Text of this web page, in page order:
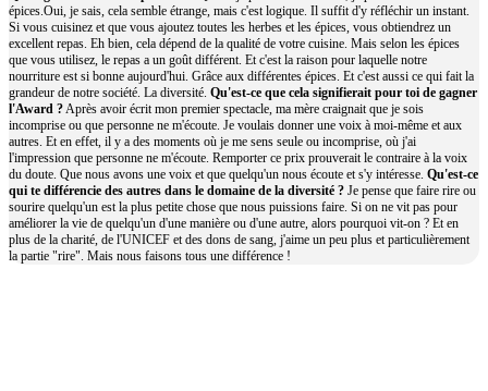
épices.Oui, je sais, cela semble étrange, mais c'est logique. Il suffit d'y réfléchir un instant.
Si vous cuisinez et que vous ajoutez toutes les herbes et les épices, vous obtiendrez un
excellent repas. Eh bien, cela dépend de la qualité de votre cuisine. Mais selon les épices
que vous utilisez, le repas a un goût différent. Et c'est la raison pour laquelle notre
nourriture est si bonne aujourd'hui. Grâce aux différentes épices. Et c'est aussi ce qui fait la
grandeur de notre société. La diversité. Qu'est-ce que cela signifierait pour toi de gagner
l'Award ?Après avoir écrit mon premier spectacle, ma mère craignait que je sois
incomprise ou que personne ne m'écoute. Je voulais donner une voix à moi-même et aux
autres. Et en effet, il y a des moments où je me sens seule ou incomprise, où j'ai
l'impression que personne ne m'écoute. Remporter ce prix prouverait le contraire à la voix
du doute. Que nous avons une voix et que quelqu'un nous écoute et s'y intéresse. Qu'est-ce
qui te différencie des autres dans le domaine de la diversité ? Je pense que faire rire ou
sourire quelqu'un est la plus petite chose que nous puissions faire. Si on ne vit pas pour
améliorer la vie de quelqu'un d'une manière ou d'une autre, alors pourquoi vit-on ? Et en
plus de la charité, de l'UNICEF et des dons de sang, j'aime un peu plus et particulièrement
la partie "rire". Mais nous faisons tous une différence !